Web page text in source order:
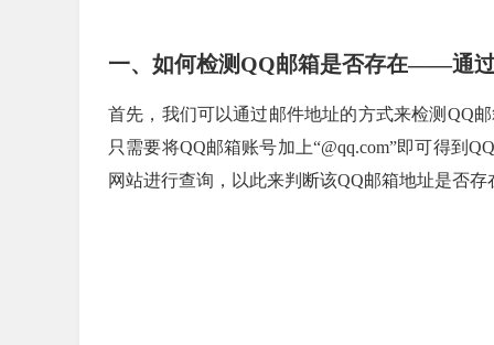
一、如何检测QQ邮箱是否存在——通
首先，我们可以通过邮件地址的方式来检测QQ
只需要将QQ邮箱账号加上“@qq.com”即可得到
网站进行查询，以此来判断该QQ邮箱地址是否存